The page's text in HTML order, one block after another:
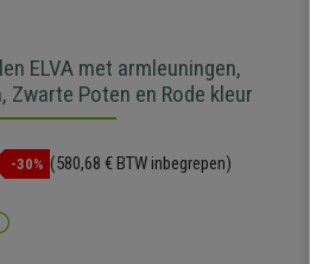
ELVA met armleuningen,
Poten en Rode kleur
-30% (580,68 € BTW inbegrepen)